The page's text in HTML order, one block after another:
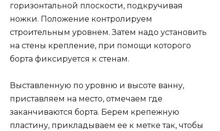
горизонтальной плоскости, подкручивая
ножки. Положение контролируем
строительным уровнем. Затем надо установить
на стены крепление, при помощи которого
борта фиксируется к стенам.
Выставленную по уровню и высоте ванну,
приставляем на место, отмечаем где
заканчиваются борта. Берем крепежную
пластину, прикладываем ее к метке так, чтобы